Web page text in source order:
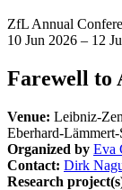
ZfL Annual
10 Jun 2026 – 12
Farewell
Venue: Leibniz-
Eberhard-
Organized by Eva
Contact: Dirk
Research